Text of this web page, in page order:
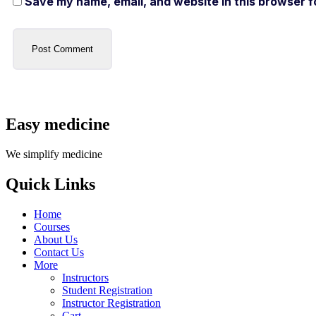
Easy medicine
We simplify medicine
Quick Links
Home
Courses
About Us
Contact Us
More
Instructors
Student Registration
Instructor Registration